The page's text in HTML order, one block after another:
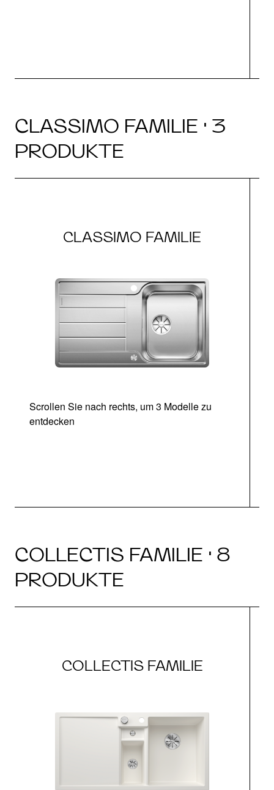
CLASSIMO FAMILIE · 3
PRODUKTE
CLASSIMO FAMILIE
Scrollen Sie nach rechts, um 3 Modelle zu
entdecken
COLLECTIS FAMILIE · 8
PRODUKTE
COLLECTIS FAMILIE